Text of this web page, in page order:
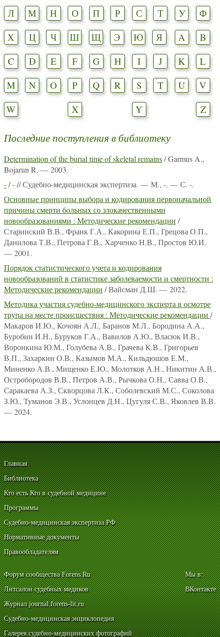
Л
М Н О П Р С Т У
Ф
Х
Ц Ч Ш Щ Э Ю Я A
B
C
D E F G H I J K
L
M
N O P Q R S T U
V
W
X Y Z
Последние поступления в библиотеку
Determination of the burial time of skeletal remains/ Garmus A.,
Bojarun R. — 2003.
-/ - // Судебно-медицинская экспертиза. — М., -. — С. -.
Основные принципы выбора и кодирования первоначальной
причины смерти больных со злокачественными
новообразованиями : Методические рекомендации /
Старинский В.В., Франк Г.А., Какорина Е.П., Грецова О.П.,
Данилова Т.В., Петрова Г.В., Харченко Н.В., Простов Ю.И.
— 2001.
Порядок статистического учета и кодирования
новообразований в статистике заболеваемости и смертности :
Методические рекомендации / Вайсман Д.Ш. — 2022.
Методика участия судебно-медицинского эксперта в осмотре
трупа на месте происшествия : Методические рекомендации /
Макаров И.Ю., Кочоян А.Л., Баранов М.Л., Бородина А.А.,
Буробин И.Н., Буруков Г.А., Вавилов А.Ю., Власюк И.В.,
Воронкина Ю.М., Голубева А.В., Грачева К.В., Григорьев
В.П., Захаркин О.В., Казымов М.А., Кильдюшов Е.М.,
Миненко А.В., Мищенко Е.Ю., Молотков А.Н., Никитин А.В.,
Остробородов В.В., Петров А.В., Рычкова О.Н., Савва О.В.,
Саракаева А.З., Скворцова Л.К., Соболевский М.С., Соколова
З.Ю., Туманов Э.В., Услонцев Д.Н., Цугуля С.В., Яковлев В.В.
— 2024.
Главная
Библиотека
Кто есть Кто в судебной медицине
Программы
Судебно-медицинская экспертиза РФ
Нормативные документы
Правообладателям
Форум сообщества Forens.Ru
Литсалон судебных медиков
Журнал journal.forens-lit.ru
Судебно-медицинская энциклопедия
Галерея судебно-медицинских фотографий
Мы в:
ВКонтакте